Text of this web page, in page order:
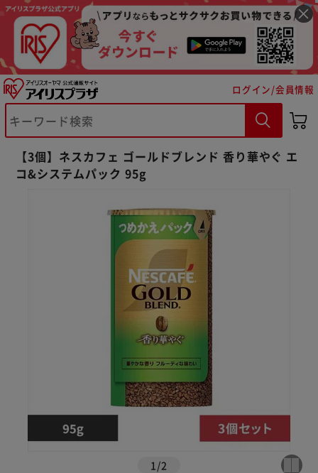
ログイン/会員情報
【3個】ネスカフェ ゴールドブレンド 香り華やぐ エ
コ&システムパック 95g
1 /2
※ご確認ください
カートに入れる